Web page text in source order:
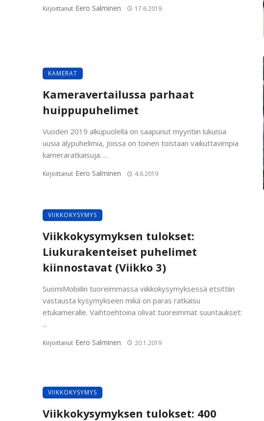
Kirjoittanut Eero Salminen 17.6.2019
KAMERAT
Kameravertailussa parhaat
huippupuhelimet
Vuoden 2019 alkupuolella on saapunut myyntiin lukuisia
uusia älypuhelimia, joissa on toinen toistaan vaikuttavimpia
kameraratkaisuja. ...
Kirjoittanut Eero Salminen 4.6.2019
VIIKKOKYSYMYS
Viikkokysymyksen tulokset:
Liukurakenteiset puhelimet
kiinnostavat (Viikko 3)
SuomiMobiilin tuoreimmassa viikkokysymyksessä etsittiin
vastausta kysymykseen mikä on paras ratkaisu
etukameralle. Vaihtoehtoina olivat tuoreimmat suuntaukset:
...
Kirjoittanut Eero Salminen 20.1.2019
VIIKKOKYSYMYS
Viikkokysymyksen tulokset: 400